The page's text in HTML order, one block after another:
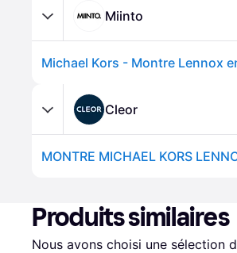
Miinto
Cleor
Produits similaires
Nous avons choisi une sélection